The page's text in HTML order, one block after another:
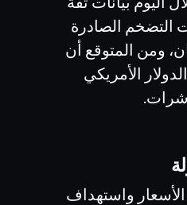
التضخم الصادرة
ومن المتوقع أن
الأمريكي
واستهداف